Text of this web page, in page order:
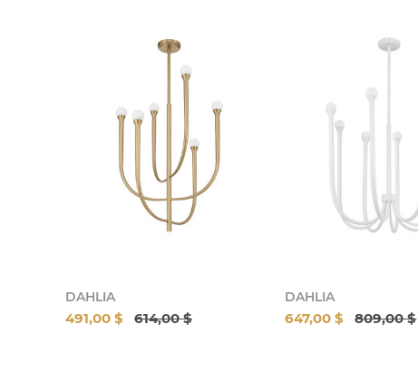
DAHLIA
491,00 $ 614,00 $
DAHLIA
647,00 $ 809,00 $